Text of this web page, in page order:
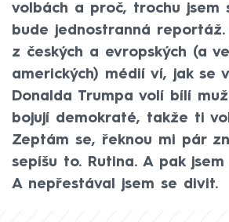
volbách a proč, trochu jsem
bude jednostranná reportáž.
z českých a evropských (a
amerických) médií ví, jak se
Donalda Trumpa volí bílí
bojují demokraté, takže ti
Zeptám se, řeknou mi pár
sepíšu to. Rutina. A pak
A nepřestával jsem se divit.